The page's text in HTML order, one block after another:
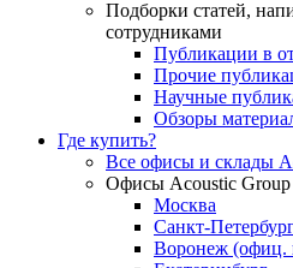
Подборки статей,
сотрудниками
Публикации в
Прочие
Научные
Обзоры
Где купить?
Все офисы и склады
Офисы Acoustic
Москва
Санкт-
Воронеж (офиц.